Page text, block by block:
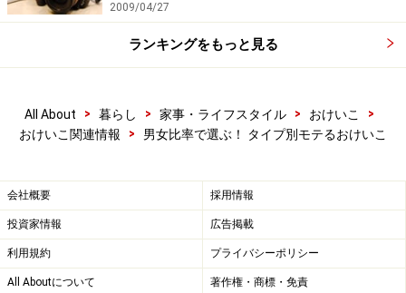
2009/04/27
ランキングをもっと見る
All About > 暮らし > 家事・ライフスタイル > おけいこ
>
おけいこ関連情報
> 男女比率で選ぶ！ タイプ別モテるおけいこ
会社概要 採用情報
投資家情報 広告掲載
利用規約 プライバシーポリシー
All Aboutについて 著作権・商標・免責